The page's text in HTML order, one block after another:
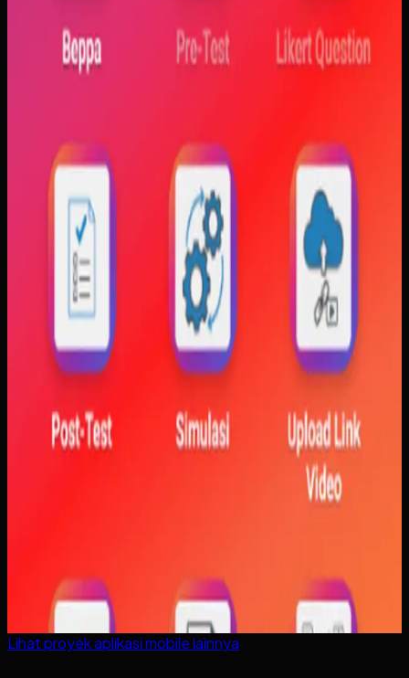
konsisten. Materi yang hanya tampil statis juga membuat
konsep perubahan fase dan perilaku sistem sulit
dibayangkan.
visualisasi gerak, dan grafik yang berubah langsung saat
variabel diubah. Dengan begitu, mahasiswa bisa melihat
hubungan antara teori dan simulasi secara lebih konkret.
Baca studi kasus lengkap
Lihat proyekaplikasi mobilelainnya